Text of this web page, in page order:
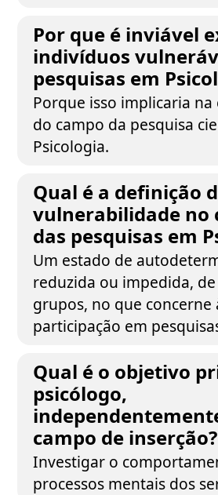
Por que é inviável
indivíduos
pesquisas em
Porque isso implicaria na
do campo da pesquisa
Psicologia.
Qual é a definição
vulnerabilidade no
das pesquisas em
Um estado de
reduzida ou impedida,
grupos, no que concerne
participação em
Qual é o objetivo
psicólogo,
campo de inserção?
Investigar o
processos mentais dos